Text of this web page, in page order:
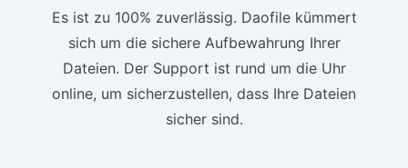
Es ist zu 100% zuverlässig. Daofile kümmert
sich um die sichere Aufbewahrung Ihrer
Dateien. Der Support ist rund um die Uhr
online, um sicherzustellen, dass Ihre Dateien
sicher sind.